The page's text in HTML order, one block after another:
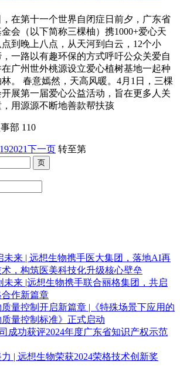
，在第十一个世界自闭症日前夕，广东省
会（以下简称三棵柚）携1000+爱心天
到晚上八点，从天河到白云，12个小
一路以有趣环保的方式呼吁公众关爱自
广州世外桃源设立爱心植树基地一起种
。 春意嫣然，天高风暖。4月1日，三棵
展第一届爱心公益活动，旨在更多人关
用源源不断地善款帮扶孩
部 110
192021下一页 转至第
未来 | 远想生物携手医大集团，落地AI再
，构筑医美科技化升级核心壁垒
未来 |远想生物携手联合丽格集团，共启
作新篇章
量控制开启新篇章 |《特殊场景下应用的
量控制标准》正式启动
成功获评2024年度广东省知识产权示范
| 远想生物荣获2024荣格技术创新奖